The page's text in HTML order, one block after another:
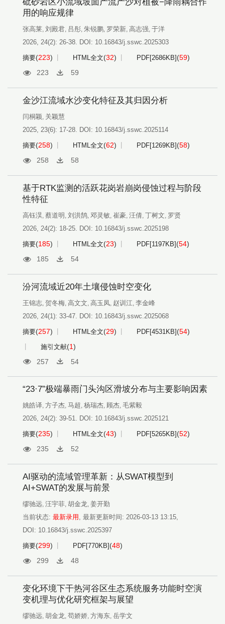
用的响应规律
张高莱, 刘殿君, 吕彤, 朱锐鹏, 罗荣新, 高志强, 于洋
2026, 24(2): 26-38. DOI: 10.16843/j.sswc.2025303
摘要(223) HTML全文(32) PDF[2686KB] (59)
223
59
金沙江流域水沙变化特征及其归因分析
闫桐颖, 关颖慧
2025, 23(6): 17-28.
DOI: 10.16843/j.sswc.2025114
摘要(258) HTML全文(62) PDF[1269KB] (58)
258
58
基于RTK监测的活跃花岗岩崩岗侵蚀过程与阶段
性特征
高钰淏 蔡道明 刘洪鹄 邓灵敏 崔豪 汪倩 丁树文 罗贤
2026, 24(2): 18-25.
DOI: 10.16843/j.sswc.2025198
摘要(185) HTML全文(23) PDF[1197KB] (54)
185
54
汾河流域近20年土壤侵蚀时空变化
王锦志 贺冬梅 高文文 高玉凤 赵训江 李金峰
2026, 24(1): 33-47. DOI: 10.16843/j.sswc.2025068
摘要(257) HTML全文(29) PDF[4531KB](54)
施引文献(1)
257
54
“23·7”极端暴雨门头沟区滑坡分布与主要影响因素
姚皓译, 方子杰, 马超, 杨瑞杰, 顾杰, 毛紫毅
2026, 24(2): 39-51. DOI: 10.16843/j.sswc.2025121
摘要(235) HTML全文(43) PDF[5265KB] (52)
235
52
AI驱动的流域管理革新：从SWAT模型到
AI+SWAT的发展与前景
缪驰远, 汪宇菲, 胡金龙, 姜开勤
当前状态: 最新录用 , 最新更新时间: 2026-03-13 13:15,
DOI: 10.16843/j.sswc.2025397
摘要(299) PDF[770KB] (48)
299
48
变化环境下干热河谷区生态系统服务功能时空演
变机理与优化研究框架与展望
缪驰远, 胡金龙, 苟娇娇, 方海东, 岳学文